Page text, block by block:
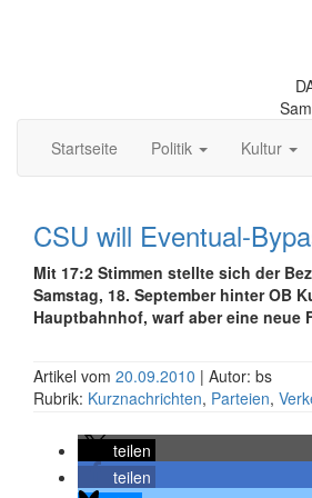
Startseite
Politik Kultur
CSU will Eventual-
Mit 17:2 Stimmen stellte sich der
Samstag, 18. September hinter OB
Hauptbahnhof, warf aber eine neue
Artikel vom 20.09.2010 | Autor: bs
Rubrik: Kurznachrichten, Parteien,
teilen
teilen